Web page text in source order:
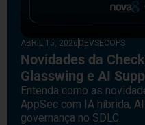
ABRIL 15, 2026 DEVSECOPS
Novidades da
Glasswing e AI
Entenda como as
AppSec com IA híbrida,
governança no SDLC.